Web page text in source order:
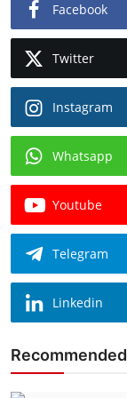
Facebook
Twitter
Instagram
Whatsapp
Youtube
Telegram
Linkedin